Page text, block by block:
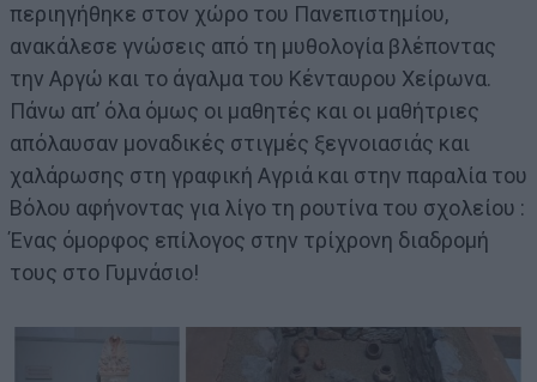
περιηγήθηκε στον χώρο του Πανεπιστημίου,
ανακάλεσε γνώσεις από τη μυθολογία βλέποντας
την Αργώ και το άγαλμα του Κένταυρου Χείρωνα.
Πάνω απ’ όλα όμως οι μαθητές και οι μαθήτριες
απόλαυσαν μοναδικές στιγμές ξεγνοιασιάς και
χαλάρωσης στη γραφική Αγριά και στην παραλία του
Βόλου αφήνοντας για λίγο τη ρουτίνα του σχολείου :
Ένας όμορφος επίλογος στην τρίχρονη διαδρομή
τους στο Γυμνάσιο!